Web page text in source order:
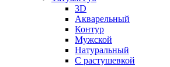
3D
Акварельный
Контур
Мужской
Натуральный
С растушевкой